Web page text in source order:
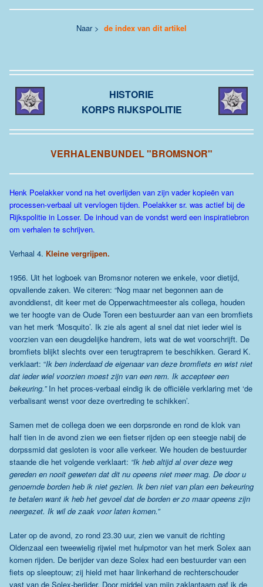
Naar > de index van dit artikel
HISTORIE
KORPS RIJKSPOLITIE
VERHALENBUNDEL "BROMSNOR"
Henk Poelakker vond na het overlijden van zijn vader kopieën van
processen-verbaal uit vervlogen tijden. Poelakker sr. was actief bij de
Rijkspolitie in Losser. De inhoud van de vondst werd een inspiratiebron
om verhalen te schrijven.
Verhaal 4. Kleine vergrijpen.
1956. Uit het logboek van Bromsnor noteren we enkele, voor dietijd,
opvallende zaken. We citeren: “Nog maar net begonnen aan de
avonddienst, dit keer met de Opperwachtmeester als collega, houden
we ter hoogte van de Oude Toren een bestuurder aan van een bromfiets
van het merk ‘Mosquito’. Ik zie als agent al snel dat niet ieder wiel is
voorzien van een deugdelijke handrem, iets wat de wet voorschrijft. De
bromfiets blijkt slechts over een terugtraprem te beschikken. Gerard K.
verklaart: “Ik ben inderdaad de eigenaar van deze bromfiets en wist niet
dat ieder wiel voorzien moest zijn van een rem. Ik accepteer een
bekeuring.”In het proces-verbaal eindig ik de officiële verklaring met ‘de
verbalisant wenst voor deze overtreding te schikken’.
Samen met de collega doen we een dorpsronde en rond de klok van
half tien in de avond zien we een fietser rijden op een steegje nabij de
dorpssmid dat gesloten is voor alle verkeer. We houden de bestuurder
staande die het volgende verklaart: “Ik heb altijd al over deze weg
gereden en nooit geweten dat dit nu opeens niet meer mag. De door u
genoemde borden heb ik niet gezien. Ik ben niet van plan een bekeuring
te betalen want ik heb het gevoel dat de borden er zo maar opeens zijn
neergezet. Ik wil de zaak voor laten komen.”
Later op de avond, zo rond 23.30 uur, zien we vanuit de richting
Oldenzaal een tweewielig rijwiel met hulpmotor van het merk Solex aan
komen rijden. De berijder van deze Solex had een bestuurder van een
fiets op sleeptouw; zij hield met haar linkerhand de rechterschouder
vast van de Solex-berijder. Door middel van mijn zaklantaarn gaf ik de